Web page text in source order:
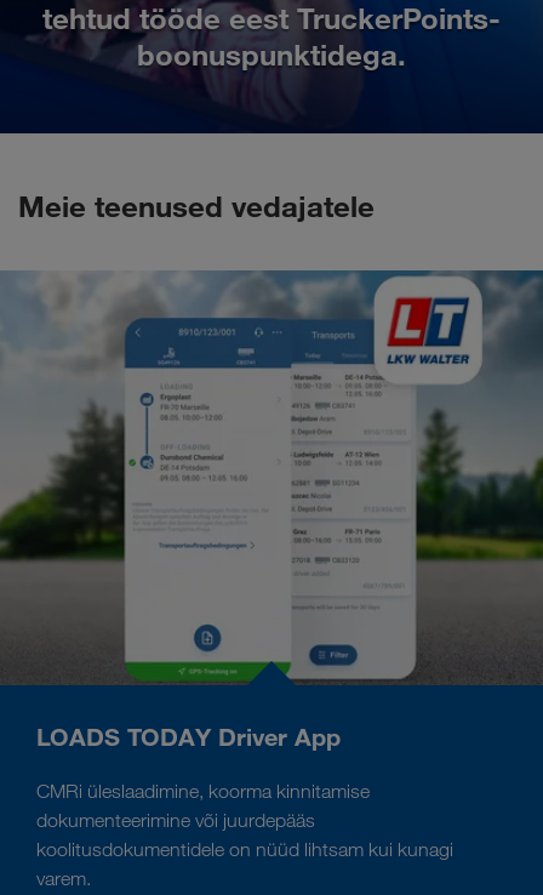
tehtud tööde eest TruckerPoints-
boonuspunktidega.
Meie teenused vedajatele
LOADS TODAY Driver App
CMRi üleslaadimine, koorma kinnitamise
dokumenteerimine või juurdepääs
koolitusdokumentidele on nüüd lihtsam kui kunagi
varem.